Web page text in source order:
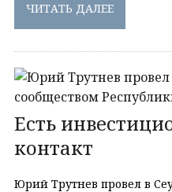
ЧИТАТЬ ДАЛЕЕ
Есть
контакт
Юрий Трутнев провел в